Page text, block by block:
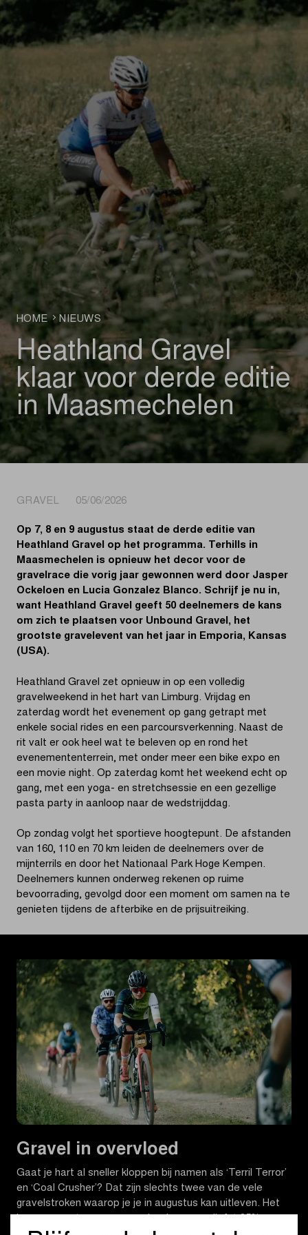
HOME NIEUWS
Heathland Gravel
klaar voor derde editie
in Maasmechelen
GRAVEL 05/06/2026
Op 7, 8 en 9 augustus staat de derde editie van
Heathland Gravel op het programma. Terhills in
Maasmechelen is opnieuw het decor voor de
gravelrace die vorig jaar gewonnen werd door Jasper
Ockeloen en Lucia Gonzalez Blanco. Schrijf je nu in,
want Heathland Gravel geeft 50 deelnemers de kans
om zich te plaatsen voor Unbound Gravel, het
grootste gravelevent van het jaar in Emporia, Kansas
(USA).
Heathland Gravel zet opnieuw in op een volledig
gravelweekend in het hart van Limburg. Vrijdag en
zaterdag wordt het evenement op gang getrapt met
enkele social rides en een parcoursverkenning. Naast de
rit valt er ook heel wat te beleven op en rond het
evenemententerrein, met onder meer een bike expo en
een movie night. Op zaterdag komt het weekend echt op
gang, met een yoga- en stretchsessie en een gezellige
pasta party in aanloop naar de wedstrijddag.
Op zondag volgt het sportieve hoogtepunt. De afstanden
van 160, 110 en 70 km leiden de deelnemers over de
mijnterrils en door het Nationaal Park Hoge Kempen.
Deelnemers kunnen onderweg rekenen op ruime
bevoorrading, gevolgd door een moment om samen na te
genieten tijdens de afterbike en de prijsuitreiking.
Gravel in overvloed
Gaat je hart al sneller kloppen bij namen als ‘Terril Terror’
en ‘Coal Crusher’? Dat zijn slechts twee van de vele
gravelstroken waarop je je in augustus kan uitleven. Het